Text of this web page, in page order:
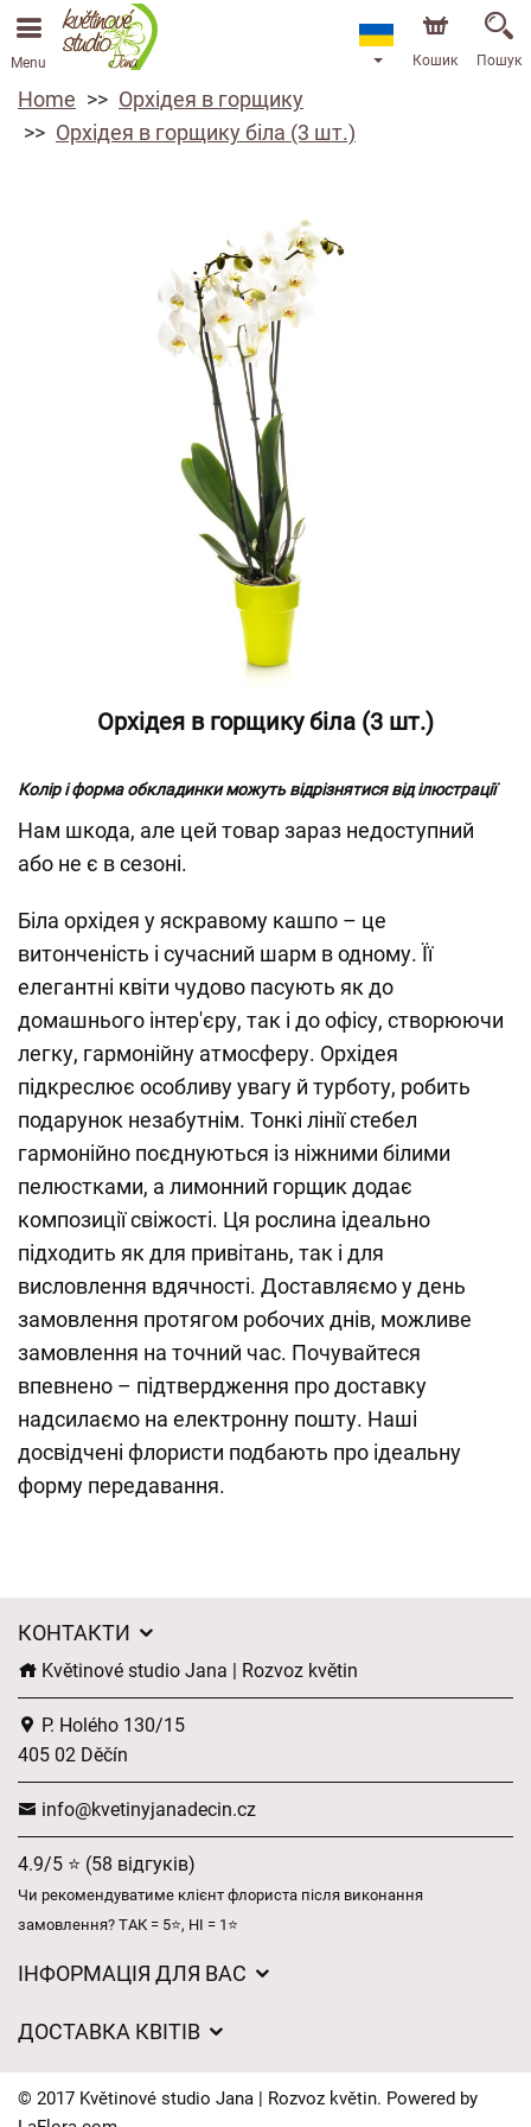
Menu Кошик Пошук
Home
Орхідея в горщику
Орхідея в горщику біла (3 шт.)
Орхідея в горщику біла (3 шт.)
Колір і форма обкладинки можуть відрізнятися від ілюстрації
Нам шкода, але цей товар зараз недоступний
або не є в сезоні.
Біла орхідея у яскравому кашпо – це
витонченість і сучасний шарм в одному. Її
елегантні квіти чудово пасують як до
домашнього інтер'єру, так і до офісу, створюючи
легку, гармонійну атмосферу. Орхідея
підкреслює особливу увагу й турботу, робить
подарунок незабутнім. Тонкі лінії стебел
гармонійно поєднуються із ніжними білими
пелюстками, а лимонний горщик додає
композиції свіжості. Ця рослина ідеально
підходить як для привітань, так і для
висловлення вдячності. Доставляємо у день
замовлення протягом робочих днів, можливе
замовлення на точний час. Почувайтеся
впевнено – підтвердження про доставку
надсилаємо на електронну пошту. Наші
досвідчені флористи подбають про ідеальну
форму передавання.
КОНТАКТИ
Květinové studio Jana | Rozvoz květin
P. Holého 130/15
405 02 Děčín
info@kvetinyjanadecin.cz
4.9/5 ⭐ (58 відгуків)
Чи рекомендуватиме клієнт флориста після виконання
замовлення? ТАК = 5⭐, НІ = 1⭐
ІНФОРМАЦІЯ ДЛЯ ВАС
Захист персональних даних
Час доставки квітів – огляд можливостей
ДОСТАВКА КВІТІВ
Куди ми доставляємо квіти
© 2017 Květinové studio Jana | Rozvoz květin. Powered by